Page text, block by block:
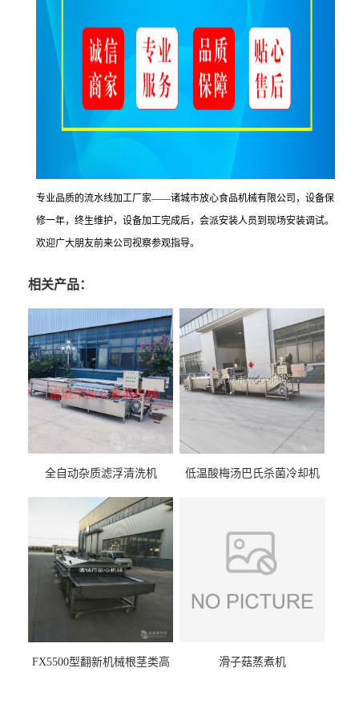
专业品质的流水线加工厂家——诸城市放心食品机械有限公司，设备保
修一年，终生维护，设备加工完成后，会派安装人员到现场安装调试。
欢迎广大朋友前来公司视察参观指导。
相关产品：
全自动杂质滤浮清洗机 低温酸梅汤巴氏杀菌冷却机
FX5500型翻新机械根茎类高
滑子菇蒸煮机